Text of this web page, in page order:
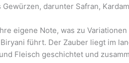
darunter Safran,
eigene Note, was zu
führt. Der Zauber liegt im
Fleisch geschichtet und